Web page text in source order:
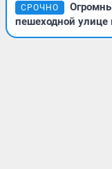
СРОЧНО
пешеходной улице